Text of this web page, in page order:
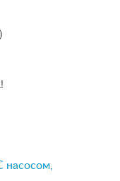
насосом,